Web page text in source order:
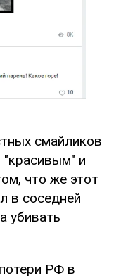
смайликов
"красивым" и
что же этот
в соседней
убивать
РФ в